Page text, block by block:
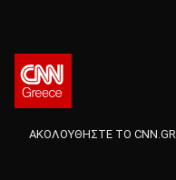
ΑΚΟΛΟΥΘΗΣΤΕ ΤΟ CNN.GR